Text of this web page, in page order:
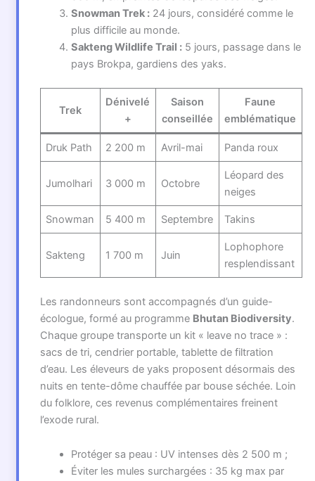
Snowman Trek :24 jours, considéré comme le
plus difficile au monde.
Sakteng Wildlife Trail :5 jours, passage dans le
pays Brokpa, gardiens des yaks.
Trek
Dénivelé
+
Saison
conseillée
Faune
emblématique
Druk Path 2 200 m Avril-mai Panda roux
Jumolhari 3 000 m Octobre
Léopard des
neiges
Snowman 5 400 m Septembre Takins
Sakteng 1 700 m Juin
Lophophore
resplendissant
Les randonneurs sont accompagnés d’un guide-
écologue, formé au programme Bhutan Biodiversity.
Chaque groupe transporte un kit « leave no trace » :
sacs de tri, cendrier portable, tablette de filtration
d’eau. Les éleveurs de yaks proposent désormais des
nuits en tente-dôme chauffée par bouse séchée. Loin
du folklore, ces revenus complémentaires freinent
l’exode rural.
Protéger sa peau : UV intenses dès 2 500 m ;
Éviter les mules surchargées : 35 kg max par